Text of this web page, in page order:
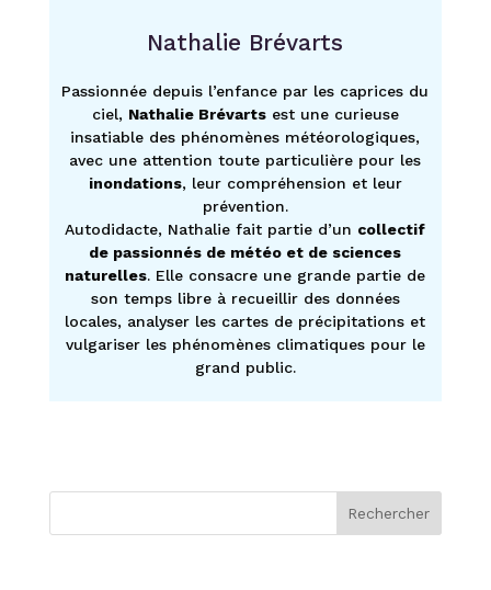
Nathalie Brévarts
Passionnée depuis l’enfance par les caprices du
ciel, Nathalie Brévartsest une curieuse
insatiable des phénomènes météorologiques,
avec une attention toute particulière pour les
inondations, leur compréhension et leur
prévention.
Autodidacte, Nathalie fait partie d’un collectif
de passionnés de météo et de sciences
naturelles. Elle consacre une grande partie de
son temps libre à recueillir des données
locales, analyser les cartes de précipitations et
vulgariser les phénomènes climatiques pour le
grand public.
Rechercher